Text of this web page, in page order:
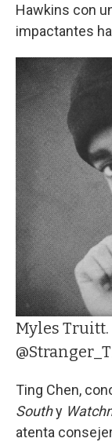
Hawkins con
impactantes
Myles
Ting Chen,
Southy
atenta